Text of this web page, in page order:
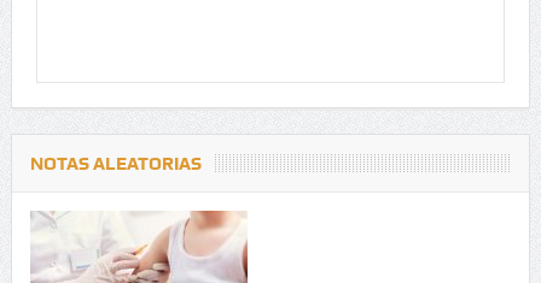
NOTAS ALEATORIAS